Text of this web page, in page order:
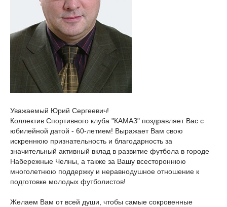
Уважаемый Юрий Сергеевич!
Коллектив Спортивного клуба "КАМАЗ" поздравляет Вас с
юбилейной датой - 60-летием! Выражает Вам свою
искреннюю признательность и благодарность за
значительный активный вклад в развитие футбола в городе
Набережные Челны, а также за Вашу всестороннюю
многолетнюю поддержку и неравнодушное отношение к
подготовке молодых футболистов!
Желаем Вам от всей души, чтобы самые сокровенные